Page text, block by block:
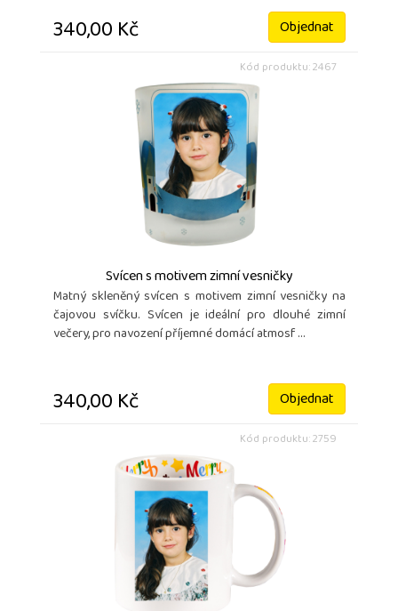
340,00 Kč Objednat
Kód produktu: 2467
Svícen s motivem zimní vesničky
Matný skleněný svícen s motivem zimní vesničky na
čajovou svíčku. Svícen je ideální pro dlouhé zimní
večery, pro navození příjemné domácí atmosf ...
340,00 Kč Objednat
Kód produktu: 2759